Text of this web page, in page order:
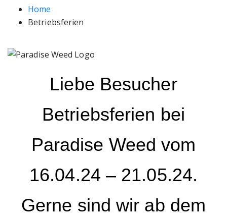
Home
Betriebsferien
Liebe Besucher
Betriebsferien bei
Paradise Weed vom
16.04.24 – 21.05.24.
Gerne sind wir ab dem